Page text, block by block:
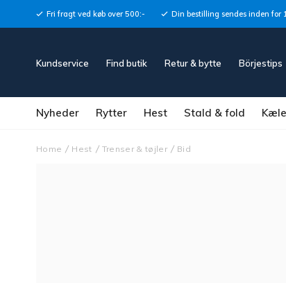
Fri fragt ved køb over 500:- Din bestilling sendes inden for
Kundservice Find butik Retur & bytte Börjestips
Nyheder Rytter Hest Stald & fold
Home Hest Trenser & tøjler Bid